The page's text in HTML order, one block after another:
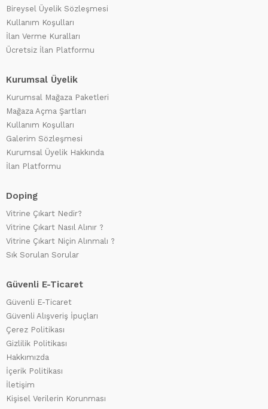
Bireysel Üyelik Sözleşmesi
Kullanım Koşulları
İlan Verme Kuralları
Ücretsiz İlan Platformu
Kurumsal Üyelik
Kurumsal Mağaza Paketleri
Mağaza Açma Şartları
Kullanım Koşulları
Galerim Sözleşmesi
Kurumsal Üyelik Hakkında
İlan Platformu
Doping
Vitrine Çıkart Nedir?
Vitrine Çıkart Nasıl Alınır ?
Vitrine Çıkart Niçin Alınmalı ?
Sık Sorulan Sorular
Güvenli E-Ticaret
Güvenli E-Ticaret
Güvenli Alışveriş İpuçları
Çerez Politikası
Gizlilik Politikası
Hakkımızda
İçerik Politikası
İletişim
Kişisel Verilerin Korunması